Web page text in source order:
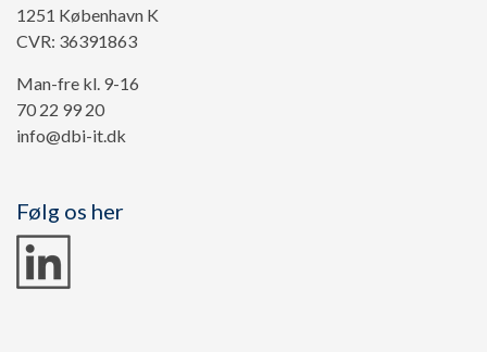
1251 København K
CVR: 36391863
Man-fre kl. 9-16
70 22 99 20
info@dbi-it.dk
Følg os her